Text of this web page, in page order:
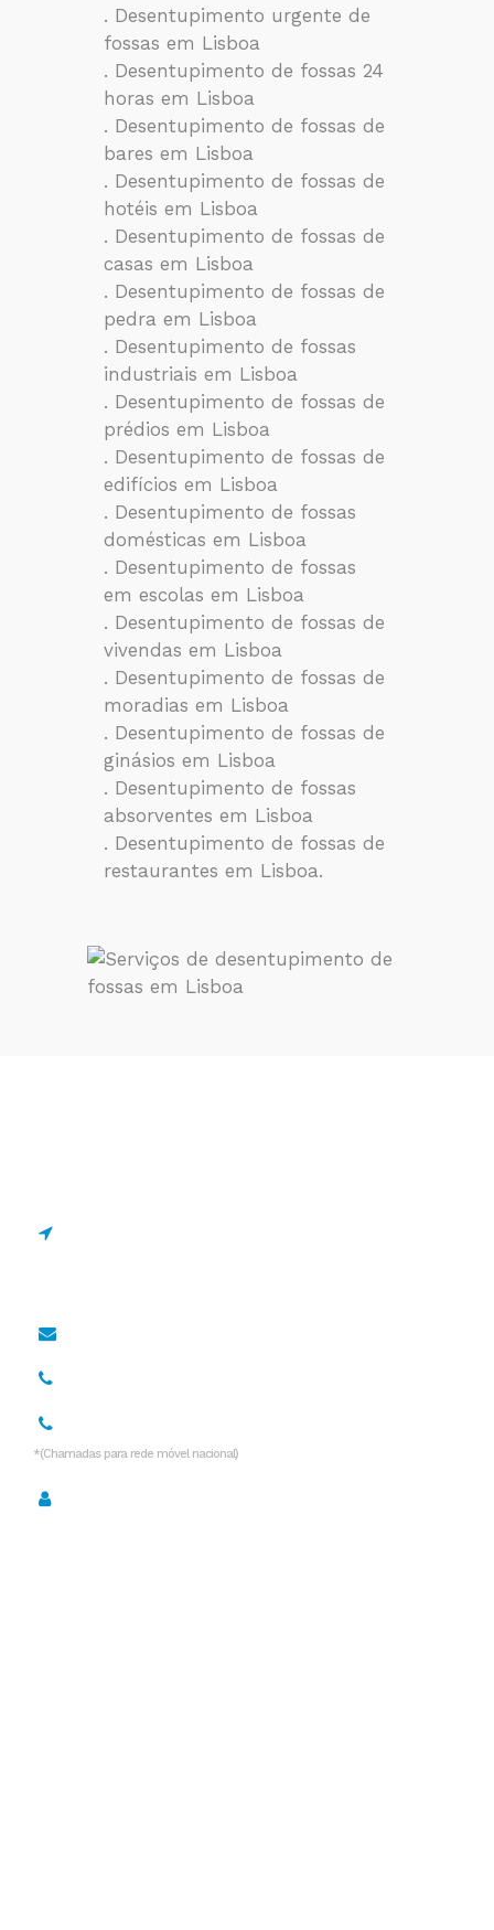
. Desentupimento urgente de
fossas em Lisboa
. Desentupimento de fossas 24
horas em Lisboa
. Desentupimento de fossas de
bares em Lisboa
. Desentupimento de fossas de
hotéis em Lisboa
. Desentupimento de fossas de
casas em Lisboa
. Desentupimento de fossas de
pedra em Lisboa
. Desentupimento de fossas
industriais em Lisboa
. Desentupimento de fossas de
prédios em Lisboa
. Desentupimento de fossas de
edifícios em Lisboa
. Desentupimento de fossas
domésticas em Lisboa
. Desentupimento de fossas
em escolas em Lisboa
. Desentupimento de fossas de
vivendas em Lisboa
. Desentupimento de fossas de
moradias em Lisboa
. Desentupimento de fossas de
ginásios em Lisboa
. Desentupimento de fossas
absorventes em Lisboa
. Desentupimento de fossas de
restaurantes em Lisboa.
*(Chamadas para rede móvel nacional)